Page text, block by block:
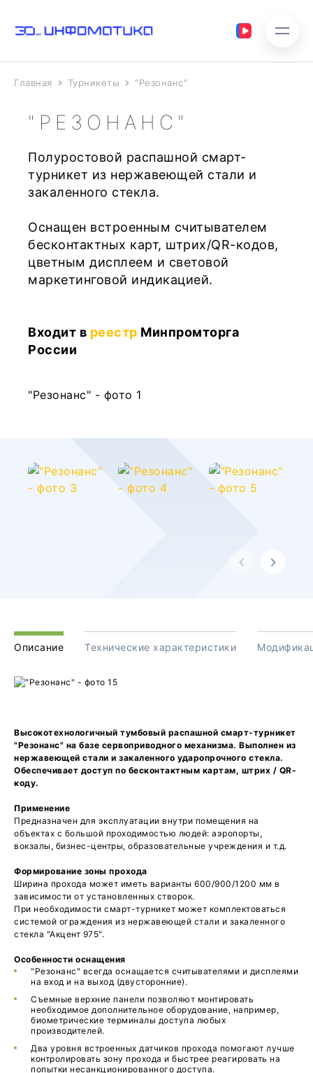
Главная Турникеты "Резонанс"
"РЕЗОНАНС"
Полуростовой распашной смарт-
турникет из нержавеющей стали и
закаленного стекла.
Оснащен встроенным считывателем
бесконтактных карт, штрих/QR-кодов,
цветным дисплеем и световой
маркетинговой индикацией.
Входит в реестр Минпромторга
России
Описание Технические характеристики
Высокотехнологичный тумбовый распашной смарт-турникет
"Резонанс" на базе сервоприводного механизма. Выполнен из
нержавеющей стали и закаленного ударопрочного стекла.
Обеспечивает доступ по бесконтактным картам, штрих / QR-
коду.
Применение
Предназначен для эксплуатации внутри помещения на
объектах с большой проходимостью людей: аэропорты,
вокзалы, бизнес-центры, образовательные учреждения и т.д.
Формирование зоны прохода
Ширина прохода может иметь варианты 600/900/1200 мм в
зависимости от установленных створок.
При необходимости смарт-турникет может комплектоваться
системой ограждения из нержавеющей стали и закаленного
стекла "Акцент 975".
Особенности оснащения
"Резонанс" всегда оснащается считывателями и дисплеями
на вход и на выход (двусторонние).
Съемные верхние панели позволяют монтировать
необходимое дополнительное оборудование, например,
биометрические терминалы доступа любых
производителей.
Два уровня встроенных датчиков прохода помогают лучше
контролировать зону прохода и быстрее реагировать на
попытки несанкционированного доступа.